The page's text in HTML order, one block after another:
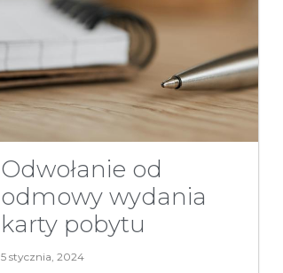
Odwołanie od
odmowy wydania
karty pobytu
5 stycznia, 2024